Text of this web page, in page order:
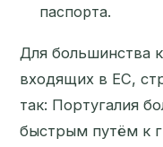
паспорта.
Для большинства
входящих в ЕС,
так: Португалия
быстрым путём к